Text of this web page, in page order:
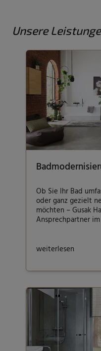
Unsere
Ob Sie Ihr Bad
oder ganz gezielt
möchten – Gusak
Ansprechpartner
weiterlesen